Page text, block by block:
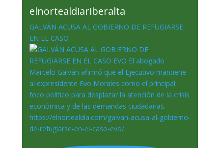
elnortealdiariberalta
GALVÁN ACUSA AL GOBIERNO DE REFUGIARSE
EN EL CASO